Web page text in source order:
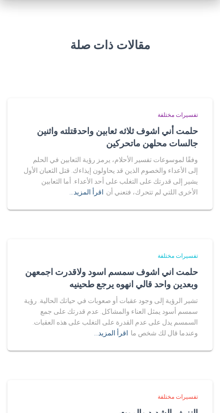
مقالات ذات صلة
تفسيرات مختلفة
حلمت أني اشوف ثلاثه ثعابين واحدقتلته واثنين
جالسات محلهن ماتحركين
وفقًا لموسوعات تفسير الأحلام، يرمز رؤية الثعابين في الحلم
إلى الأعداء والخصوم الذين قد يحاولون إيذاءك. قتل الثعبان الأول
يشير إلى قدرتك على التغلب على أحد الأعداء. أما الثعابين
الأخرى اللتي لم تتحرك، فتعني أن اقرأ المزيد…
تفسيرات مختلفة
حلمت اني اشوف سمسم اسود ولاقدرت اجمعهن
وبعدين واحد قالي انهوه يرجع طحينيه
تشير الرؤية إلى وجود عقبات أو صعوبات في حياتك الحالية. رؤية
سمسم أسود يمثل العناء والمشاكل. عدم قدرتك على جمع
السمسم يدل على عدم القدرة على التغلب على هذه العقبات.
وعندما قال لك شخص ما اقرأ المزيد…
تفسيرات مختلفة